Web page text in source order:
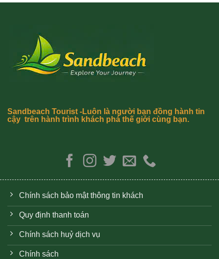
Sandbeach Tourist -Luôn là người bạn đồng hành tin
cậy trên hành trình khách phá thế giới cùng bạn.
Chính sách bảo mật thông tin khách
Quy định thanh toán
Chính sách huỷ dịch vụ
Chính sách